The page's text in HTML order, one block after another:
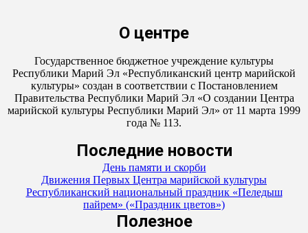
О центре
Государственное бюджетное учреждение культуры
Республики Марий Эл «Республиканский центр марийской
культуры» создан в соответствии с Постановлением
Правительства Республики Марий Эл «О создании Центра
марийской культуры Республики Марий Эл» от 11 марта 1999
года № 113.
Последние новости
День памяти и скорби
Движения Первых Центра марийской культуры
Республиканский национальный праздник «Пеледыш
пайрем» («Праздник цветов»)
Полезное